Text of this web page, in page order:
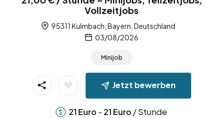
Vollzeitjobs
95311 Kulmbach, Bayern, Deutschland
03/08/2026
Minijob
Jetzt bewerben
21 Euro - 21 Euro / Stunde